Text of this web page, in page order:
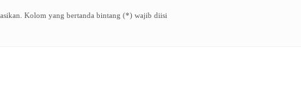
Kolom yang bertanda bintang (*) wajib diisi